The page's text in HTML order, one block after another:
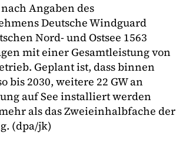
Angaben des
Deutsche Windguard
Nord- und Ostsee 1563
mit einer Gesamtleistung von
Geplant ist, dass binnen
bis 2030, weitere 22 GW an
auf See installiert werden
als das Zweieinhalbfache der
(dpa/jk)